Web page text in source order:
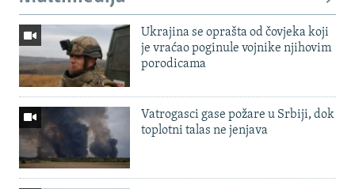
Ukrajina se oprašta od čovjeka koji
je vraćao poginule vojnike njihovim
porodicama
Vatrogasci gase požare u Srbiji, dok
toplotni talas ne jenjava